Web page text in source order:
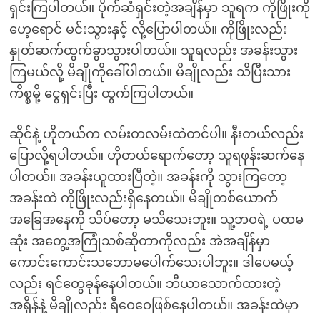
ရှင်းကြပါတယ်။ ပိုက်ဆံရှင်းတဲ့အချိန်မှာ သူရက ကိုဖြိုးကို
ဟေ့ရောင် မင်းသွားနှင့် လို့ပြောပါတယ်။ ကိုဖြိုးလည်း
နှုတ်ဆက်ထွက်ခွာသွားပါတယ်။ သူရလည်း အခန်းသွား
ကြမယ်လို့ မိချိုကိုခေါ်ပါတယ်။ မိချိုလည်း သိပြီးသား
ကိစ္စမို့ ငွေရှင်းပြီး ထွက်ကြပါတယ်။
ဆိုင်နဲ့ ဟိုတယ်က လမ်းတလမ်းထဲတင်ပါ။ နီးတယ်လည်း
ပြောလို့ရပါတယ်။ ဟိုတယ်ရောက်တော့ သူရဖုန်းဆက်နေ
ပါတယ်။ အခန်းယူထားပြီတဲ့။ အခန်းကို သွားကြတော့
အခန်းထဲ ကိုဖြိုးလည်းရှိနေတယ်။ မိချိုတစ်ယောက်
အခြေအနေကို သိပ်တော့ မသိသေးဘူး။ သူ့ဘဝရဲ့ ပထမ
ဆုံး အတွေ့အကြုံသစ်ဆိုတာကိုလည်း အဲအချိန်မှာ
ကောင်းကောင်းသဘောမပေါက်သေးပါဘူး။ ဒါပေမယ့်
လည်း ရင်တွေခုန်နေပါတယ်။ ဘီယာသောက်ထားတဲ့
အရှိန်နဲ့ မိချိုလည်း ရီဝေဝေဖြစ်နေပါတယ်။ အခန်းထဲမှာ